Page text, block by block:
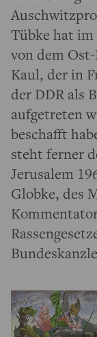
Tübke hat im
von dem
Kaul, der in
der DDR als
aufgetreten
beschafft
steht ferner
Jerusalem
Globke, des